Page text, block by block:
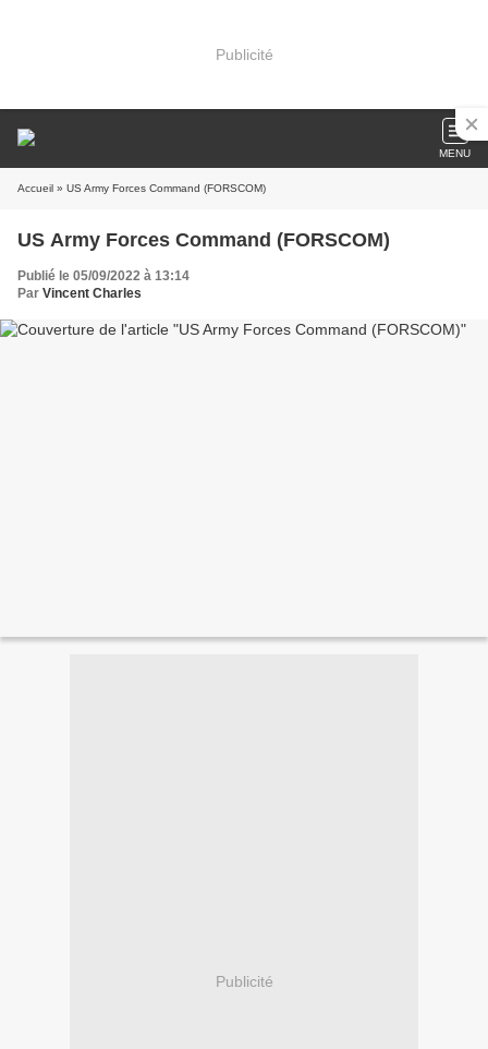
Publicité
MENU
Accueil » US Army Forces Command (FORSCOM)
US Army Forces Command (FORSCOM)
Publié le 05/09/2022 à 13:14
Par Vincent Charles
Publicité